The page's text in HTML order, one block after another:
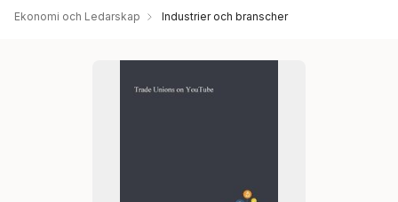
Ekonomi och Ledarskap Industrier och branscher